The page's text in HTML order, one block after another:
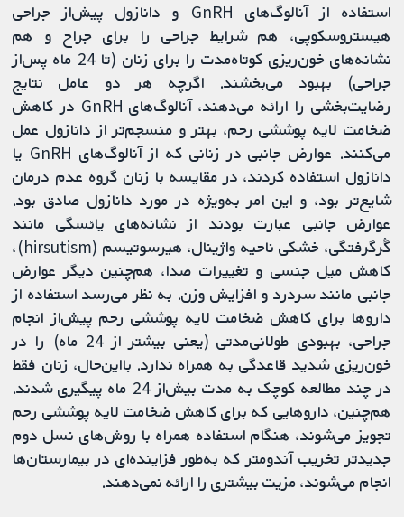
استفاده از آنالوگ‌های GnRH و دانازول پیش‌از جراحی
هیستروسکوپی، هم شرایط جراحی را برای جراح و هم
نشانه‌های خون‌ریزی کوتاه‌‌مدت را برای زنان (تا 24 ماه پس‌از
جراحی) بهبود می‌بخشند. اگرچه هر دو عامل نتایج
رضایت‌بخشی را ارائه می‌دهند، آنالوگ‌های GnRH در کاهش
ضخامت لایه پوششی رحم، بهتر و منسجم‌تر از دانازول عمل
می‌کنند. عوارض جانبی در زنانی که از آنالوگ‌های GnRH یا
دانازول استفاده کردند، در مقایسه با زنان گروه عدم درمان
شایع‌تر بود، و این امر به‌ویژه در مورد دانازول صادق بود.
عوارض جانبی عبارت بودند از نشانه‌های یائسگی مانند
گُرگرفتگی، خشکی ناحیه واژینال، هیرسوتیسم (hirsutism)،
کاهش میل جنسی و تغییرات صدا، هم‌چنین دیگر عوارض
جانبی مانند سردرد و افزایش وزن. به نظر می‌رسد استفاده از
داروها برای کاهش ضخامت لایه پوششی رحم پیش‌از انجام
جراحی، بهبودی طولانی‌مدتی (یعنی بیشتر از 24 ماه) را در
خون‌ریزی شدید قاعدگی به همراه ندارد. بااین‌حال، زنان فقط
در چند مطالعه کوچک به مدت بیش‌از 24 ماه پیگیری شدند.
هم‌چنین، داروهایی که برای کاهش ضخامت لایه پوششی رحم
تجویز می‌شوند، هنگام استفاده همراه با روش‌های نسل دوم
جدیدتر تخریب آندومتر که به‌طور فزاینده‌ای در بیمارستان‌ها
انجام می‌شوند، مزیت بیشتری را ارائه نمی‌دهند.